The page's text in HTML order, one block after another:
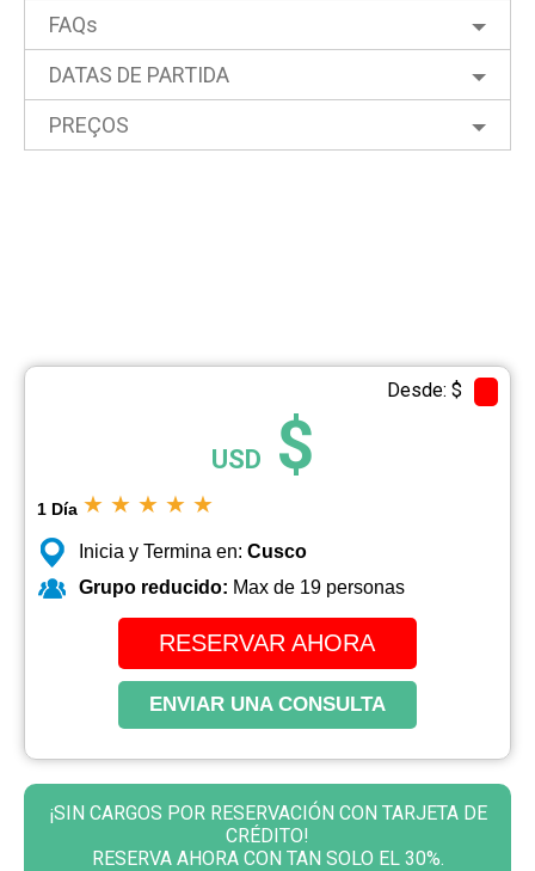
FAQs
DATAS DE PARTIDA
PREÇOS
Desde: $
USD $
1 Día ★ ★ ★ ★ ★
Inicia y Termina en: Cusco
Grupo reducido: Max de 19 personas
RESERVAR AHORA
ENVIAR UNA CONSULTA
¡SIN CARGOS POR RESERVACIÓN CON TARJETA DE
CRÉDITO!
RESERVA AHORA CON TAN SOLO EL 30%.